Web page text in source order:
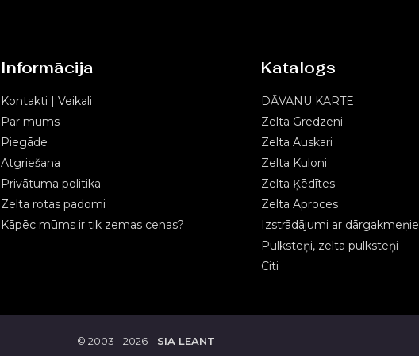
Informācija
Kontakti | Veikali
Par mums
Piegāde
Atgriešana
Privātuma politika
Zelta rotas padomi
Kāpēc mūms ir tik zemas cenas?
Katalogs
DĀVANU KARTE
Zelta Gredzeni
Zelta Auskari
Zelta Kuloni
Zelta Ķēdītes
Zelta Aproces
Izstrādājumi ar
Pulksteņi, zelta pulksteņi
Citi
© 2003 - 2026 SIA LEANT